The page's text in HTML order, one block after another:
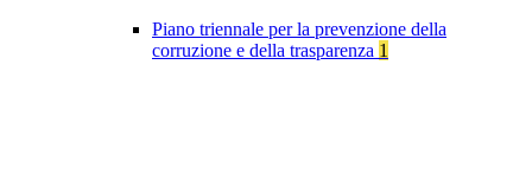
Piano triennale per la prevenzione della
corruzione e della trasparenza 1